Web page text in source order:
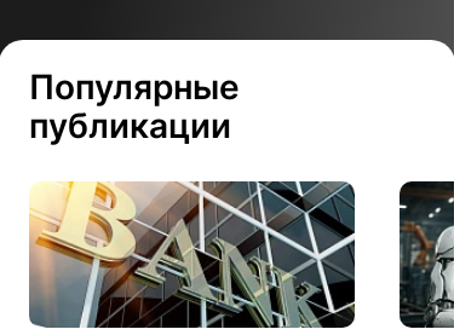
Популярные
публикации